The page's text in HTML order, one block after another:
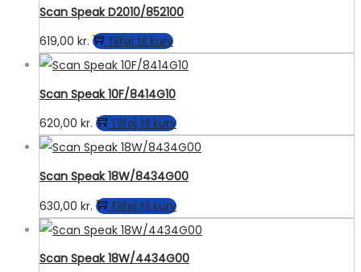
Scan Speak D2010/852100
619,00 kr. Tilføj til kurv
Scan Speak 10F/8414G10
620,00 kr. Tilføj til kurv
Scan Speak 18W/8434G00
630,00 kr. Tilføj til kurv
Scan Speak 18W/4434G00